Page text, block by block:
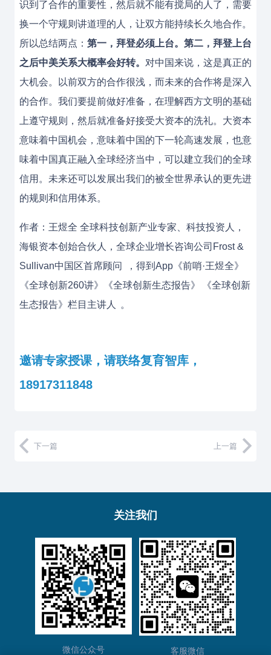
识到了合作的重要性，然后就不能有搅局的人了，需要
换一个守规则讲道理的人，让双方能持续长久地合作。
所以总结两点： 第一，拜登必须上台。第二，拜登上台
之后中美关系大概率会好转。 对中国来说，这是真正的
大机会。以前双方的合作很浅，而未来的合作将是深入
的合作。我们要提前做好准备，在理解西方文明的基础
上遵守规则，然后就准备好接受大资本的洗礼。大资本
意味着中国机会，意味着中国的下一轮高速发展，也意
味着中国真正融入全球经济当中，可以建立我们的全球
信用。未来还可以发展出我们的被全世界承认的更先进
的规则和信用体系。
作者：王煜全 全球科技创新产业专家、科技投资人，
海银资本创始合伙人，全球企业增长咨询公司Frost &
Sullivan中国区首席顾问
，得到App《前哨·王煜全》
《全球创新260讲》《全球创新生态报告》
《全球创新
生态报告》栏目主讲人
。
邀请专家授课，请联络复育智库，
18917311848
下一篇 上一篇
关注我们
微信公众号 客服微信